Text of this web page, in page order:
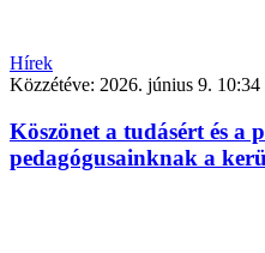
Hírek
Közzétéve: 2026. június 9. 10:34
Köszönet a tudásért és a
pedagógusainknak a